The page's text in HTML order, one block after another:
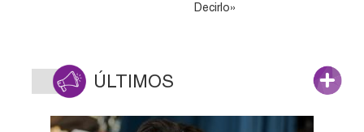
Decirlo»
ÚLTIMOS